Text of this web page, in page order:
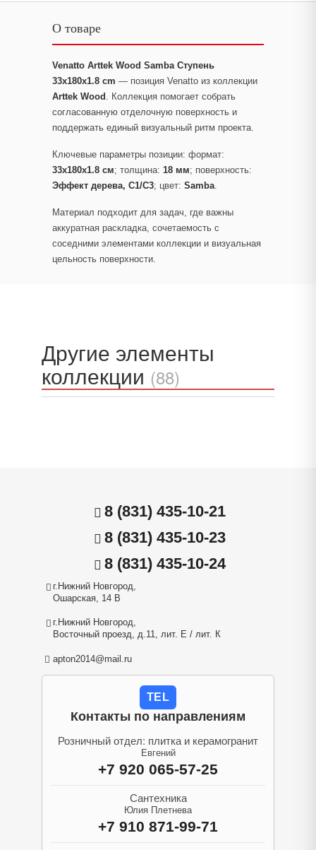
О товаре
Venatto Arttek Wood Samba Ступень
33x180x1.8 cm — позиция Venatto из коллекции
Arttek Wood . Коллекция помогает собрать
согласованную отделочную поверхность и
поддержать единый визуальный ритм проекта.
Ключевые параметры позиции: формат:
33x180x1.8 см; толщина: 18 мм; поверхность:
Эффект дерева, C1/C3; цвет: Samba.
Материал подходит для задач, где важны
аккуратная раскладка, сочетаемость с
соседними элементами коллекции и визуальная
цельность поверхности.
Другие элементы
коллекции (88)
8 (831) 435-10-21
8 (831) 435-10-23
8 (831) 435-10-24
г.Нижний Новгород,
Ошарская, 14 В
г.Нижний Новгород,
Восточный проезд, д.11, лит. Е / лит. К
apton2014@mail.ru
TEL
Контакты по направлениям
Розничный отдел: плитка и керамогранит
Евгений
+7 920 065-57-25
Сантехника
Юлия Плетнева
+7 910 871-99-71